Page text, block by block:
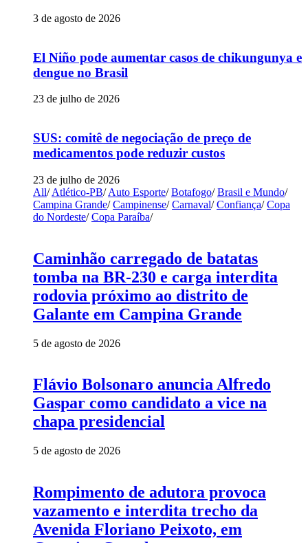
3 de agosto de 2026
El Niño pode aumentar casos de chikungunya e
dengue no Brasil
23 de julho de 2026
SUS: comitê de negociação de preço de
medicamentos pode reduzir custos
23 de julho de 2026
All/ Atlético-PB/ Auto Esporte/ Botafogo/ Brasil e Mundo/
Campina Grande/ Campinense/ Carnaval/ Confiança/ Copa
do Nordeste/ Copa Paraíba/
Caminhão carregado de batatas
tomba na BR-230 e carga interdita
rodovia próximo ao distrito de
Galante em Campina Grande
5 de agosto de 2026
Flávio Bolsonaro anuncia Alfredo
Gaspar como candidato a vice na
chapa presidencial
5 de agosto de 2026
Rompimento de adutora provoca
vazamento e interdita trecho da
Avenida Floriano Peixoto, em